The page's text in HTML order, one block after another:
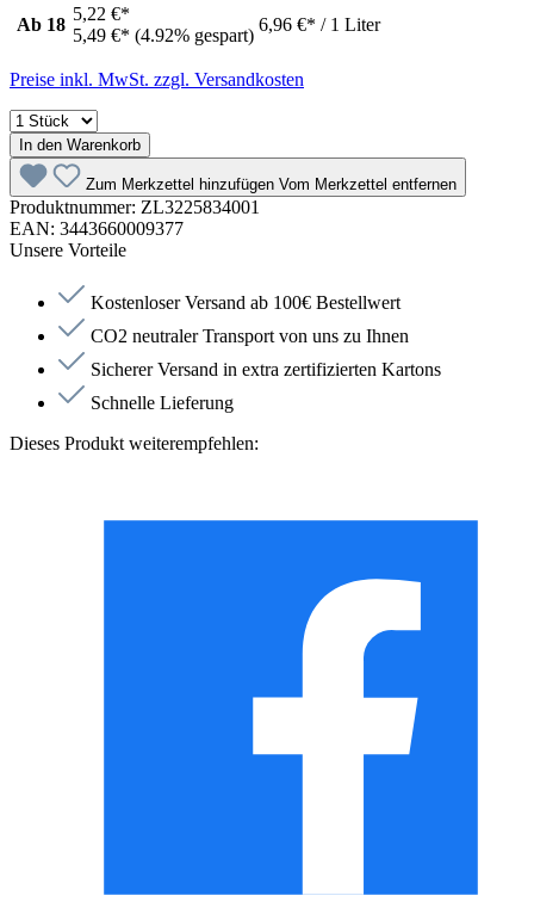
Ab 18
5,22 €*
5,49 €* (4.92% gespart)
6,96 €* / 1 Liter
Preise inkl. MwSt. zzgl. Versandkosten
In den Warenkorb
Zum Merkzettel hinzufügen Vom Merkzettel entfernen
Produktnummer: ZL3225834001
EAN: 3443660009377
Unsere Vorteile
Kostenloser Versand ab 100€ Bestellwert
CO2 neutraler Transport von uns zu Ihnen
Sicherer Versand in extra zertifizierten Kartons
Schnelle Lieferung
Dieses Produkt weiterempfehlen: